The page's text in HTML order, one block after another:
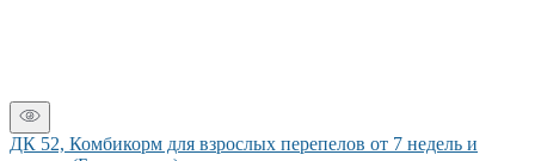
ДК 52, Комбикорм для взрослых перепелов от 7 недель и